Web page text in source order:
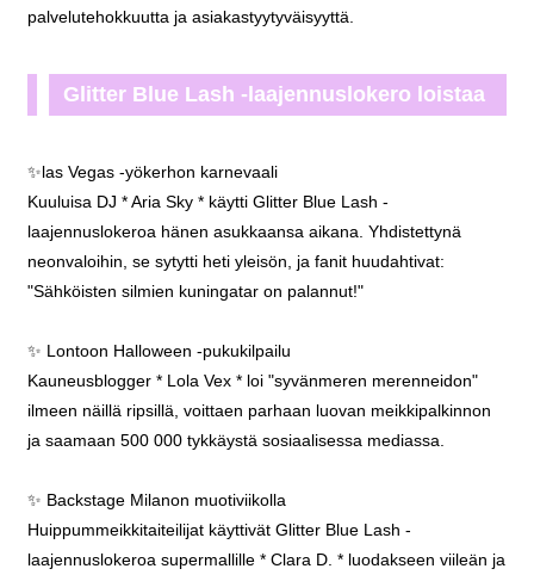
palvelutehokkuutta ja asiakastyytyväisyyttä.
Glitter Blue Lash -laajennuslokero loistaa
✨las Vegas -yökerhon karnevaali
Kuuluisa DJ * Aria Sky * käytti Glitter Blue Lash -
laajennuslokeroa hänen asukkaansa aikana. Yhdistettynä
neonvaloihin, se sytytti heti yleisön, ja fanit huudahtivat:
"Sähköisten silmien kuningatar on palannut!"
✨ Lontoon Halloween -pukukilpailu
Kauneusblogger * Lola Vex * loi "syvänmeren merenneidon"
ilmeen näillä ripsillä, voittaen parhaan luovan meikkipalkinnon
ja saamaan 500 000 tykkäystä sosiaalisessa mediassa.
✨ Backstage Milanon muotiviikolla
Huippummeikkitaiteilijat käyttivät Glitter Blue Lash -
laajennuslokeroa supermallille * Clara D. * luodakseen viileän ja